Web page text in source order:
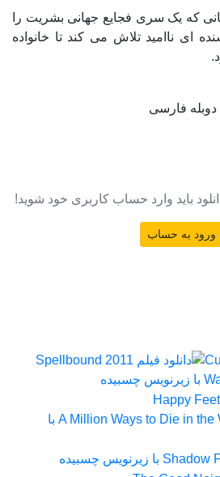
که یک سری فجایع جهانی بشریت را
ای ناامید تلاش می کند تا خانواده
باید وارد حساب کاربری خود شوید!
ورود به حساب